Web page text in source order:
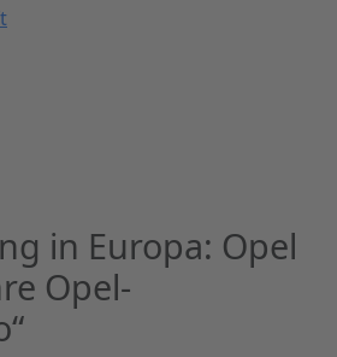
in Europa: Opel
Opel-